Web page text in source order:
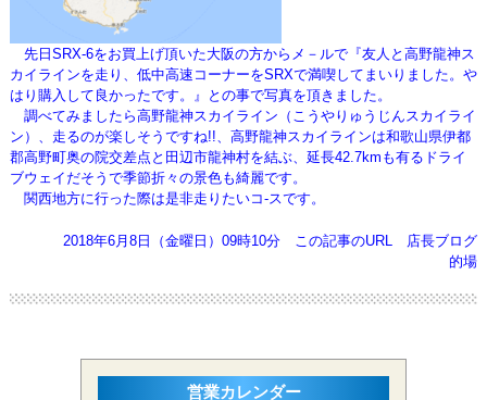
先日SRX-6をお買上げ頂いた大阪の方からメ－ルで『友人と高野龍神ス
カイラインを走り、低中高速コーナーをSRXで満喫してまいりました。や
はり購入して良かったです。』との事で写真を頂きました。
調べてみましたら高野龍神スカイライン（こうやりゅうじんスカイライ
ン）、走るのが楽しそうですね!!、 高野龍神スカイラインは和歌山県伊都
郡高野町奥の院交差点と田辺市龍神村を結ぶ、延長42.7kmも有るドライ
ブウェイ だそうで季節折々の景色も綺麗です。
関西地方に行った際は是非走りたいコ-スです。
2018年6月8日（金曜日）09時10分 この記事のURL
店長ブログ
的場
営業カレンダー